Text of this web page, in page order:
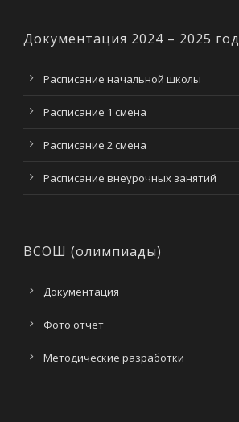
Документация 2024 – 2025 год
Расписание начальной школы
Расписание 1 смена
Расписание 2 смена
Расписание внеурочных занятий
ВСОШ (олимпиады)
Документация
Фото отчет
Методические разработки